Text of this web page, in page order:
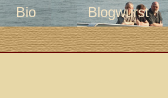
Bio Blogwurst